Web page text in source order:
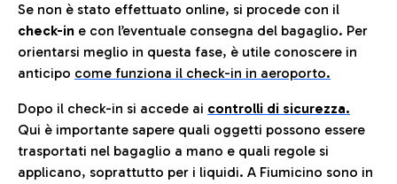
Se non è stato effettuato online, si procede con il
check-in e con l’eventuale consegna del bagaglio. Per
orientarsi meglio in questa fase, è utile conoscere in
anticipo come funziona il check-in in aeroporto.
Dopo il check-in si accede ai controlli di sicurezza.
Qui è importante sapere quali oggetti possono essere
trasportati nel bagaglio a mano e quali regole si
applicano, soprattutto per i liquidi. A Fiumicino sono in